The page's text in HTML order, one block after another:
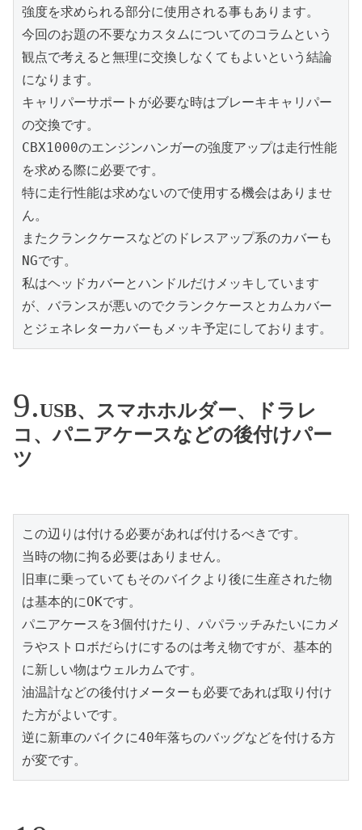
強度を求められる部分に使用される事もあります。
今回のお題の不要なカスタムについてのコラムという
観点で考えると無理に交換しなくてもよいという結論
になります。
キャリパーサポートが必要な時はブレーキキャリパー
の交換です。
CBX1000のエンジンハンガーの強度アップは走行性能
を求める際に必要です。
特に走行性能は求めないので使用する機会はありませ
ん。
またクランクケースなどのドレスアップ系のカバーも
NGです。
私はヘッドカバーとハンドルだけメッキしています
が、バランスが悪いのでクランクケースとカムカバー
とジェネレターカバーもメッキ予定にしております。
USB、スマホホルダー、ドラレ
コ、パニアケースなどの後付けパー
ツ
この辺りは付ける必要があれば付けるべきです。
当時の物に拘る必要はありません。
旧車に乗っていてもそのバイクより後に生産された物
は基本的にOKです。
パニアケースを3個付けたり、パパラッチみたいにカメ
ラやストロボだらけにするのは考え物ですが、基本的
に新しい物はウェルカムです。
油温計などの後付けメーターも必要であれば取り付け
た方がよいです。
逆に新車のバイクに40年落ちのバッグなどを付ける方
が変です。